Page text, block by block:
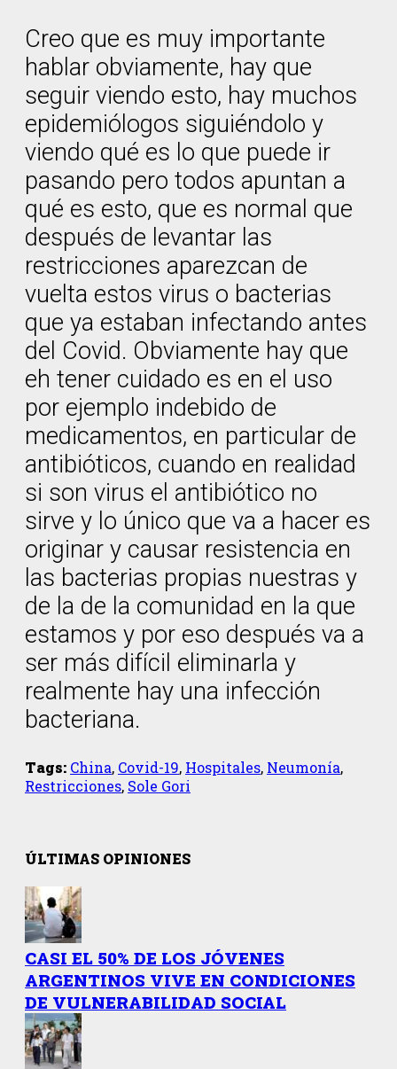
Creo que es muy importante
hablar obviamente, hay que
seguir viendo esto, hay muchos
epidemiólogos siguiéndolo y
viendo qué es lo que puede ir
pasando pero todos apuntan a
qué es esto, que es normal que
después de levantar las
restricciones aparezcan de
vuelta estos virus o bacterias
que ya estaban infectando antes
del Covid. Obviamente hay que
eh tener cuidado es en el uso
por ejemplo indebido de
medicamentos, en particular de
antibióticos, cuando en realidad
si son virus el antibiótico no
sirve y lo único que va a hacer es
originar y causar resistencia en
las bacterias propias nuestras y
de la de la comunidad en la que
estamos y por eso después va a
ser más difícil eliminarla y
realmente hay una infección
bacteriana.
Tags: China, Covid-19, Hospitales, Neumonía,
Restricciones, Sole Gori
ÚLTIMAS OPINIONES
CASI EL 50% DE LOS JÓVENES
ARGENTINOS VIVE EN CONDICIONES
DE VULNERABILIDAD SOCIAL